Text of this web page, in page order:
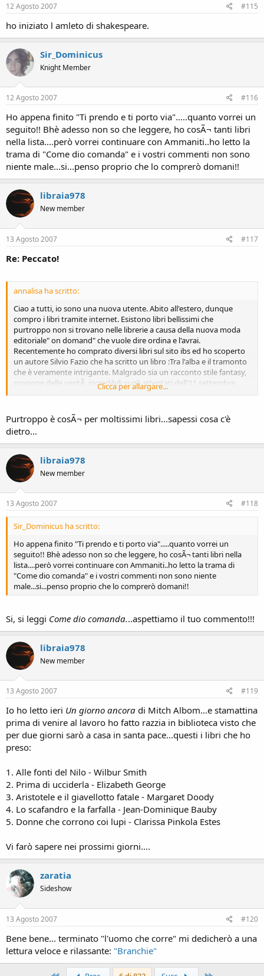
12 Agosto 2007 #115
ho iniziato l amleto di shakespeare.
Sir_Dominicus
Knight Member
12 Agosto 2007 #116
Ho appena finito "Ti prendo e ti porto via".....quanto vorrei un
seguito!! Bhè adesso non so che leggere, ho cosÃ¬ tanti libri
nella lista....però vorrei continuare con Ammaniti..ho letto la
trama di "Come dio comanda" e i vostri commenti non sono
niente male...si...penso proprio che lo comprerò domani!!
libraia978
New member
13 Agosto 2007 #117
Re: Peccato!
annalisa ha scritto:
Ciao a tutti, io sono una nuova utente. Abito all'estero, dunque
compro i libri tramite internet. Esistono libri bellissimi che
purtroppo non si trovano nelle librerie a causa della nuova moda
editoriale" on domand" che vuole dire ordina e l'avrai.
Recentemente ho comprato diversi libri sul sito ibs ed ho scoperto
un autore Silvio Fazio che ha scritto un libro :Tra l'alba e il tramonto
che è veramente intrigante. Malgrado sia un racconto stile fantasy,
propone delle veritÃ incredibili sugli attentati dell'11 settembre.
Peccato che questo libro come molti altri sia limitato dalle
guadagni...
Clicca per allargare...
Purtroppo è cosÃ¬ per moltissimi libri...sapessi cosa c'è
dietro...
libraia978
New member
13 Agosto 2007 #118
Sir_Dominicus ha scritto:
Ho appena finito "Ti prendo e ti porto via".....quanto vorrei un
seguito!! Bhè adesso non so che leggere, ho cosÃ¬ tanti libri nella
lista....però vorrei continuare con Ammaniti..ho letto la trama di
"Come dio comanda" e i vostri commenti non sono niente
male...si...penso proprio che lo comprerò domani!!
Si, si leggi Come dio comanda...aspettiamo il tuo commento!!!
libraia978
New member
13 Agosto 2007 #119
Io ho letto ieri Un giorno ancora di Mitch Albom...e stamattina
prima di venire al lavoro ho fatto razzia in biblioteca visto che
per due giorni sarò a casa in santa pace...questi i libri che ho
preso:
1. Alle fonti del Nilo - Wilbur Smith
2. Prima di ucciderla - Elizabeth George
3. Aristotele e il giavellotto fatale - Margaret Doody
4. Lo scafandro e la farfalla - Jean-Dominique Bauby
5. Donne che corrono coi lupi - Clarissa Pinkola Estes
Vi farò sapere nei prossimi giorni....
zaratia
Sideshow
13 Agosto 2007 #120
Bene bene... terminato "l'uomo che corre" mi dedicherò a una
lettura veloce e rilassante: "Branchie"